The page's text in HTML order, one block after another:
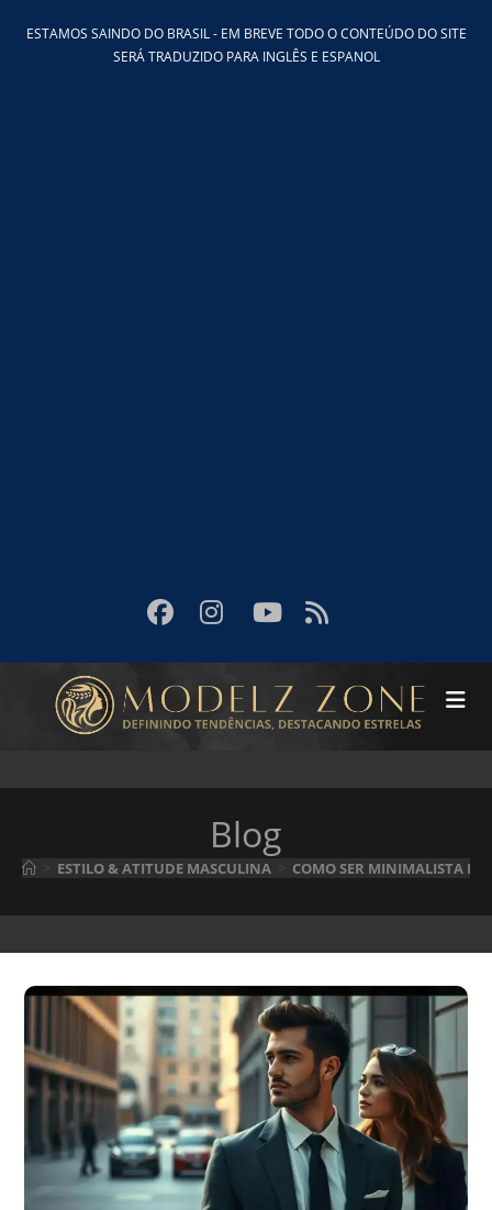
paraESTAMOS SAINDO DO BRASIL - EM BREVE TODO O CONTEÚDO DO SITE
SERÁ TRADUZIDO PARA INGLÊS E ESPANOL
Blog
ESTILO & ATITUDE MASCULINA COMO SER MINIMALISTA E